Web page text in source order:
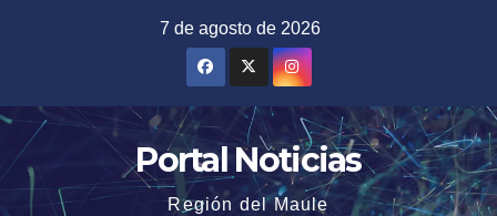
7 de agosto de 2026
Portal Noticias
Región del Maule